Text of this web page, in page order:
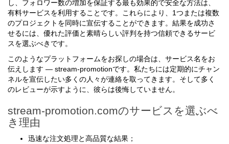
し、フォロワー数の増加を保証する最も効果的で安全な方法は、
有料サービスを利用することです。これらにより、1つまたは複数
のプロジェクトを同時に宣伝することができます。結果を成功さ
せるには、優れた評価と素晴らしい評判を持つ信頼できるサービ
スを選ぶべきです。
このようなプラットフォームをお探しの場合は、サービス名をお
伝えします — stream-promotionです。私たちには定期的にチャン
ネルを宣伝したい多くの人々が連絡を取ってきます。そして多く
のレビューが示すように、彼らは後悔していません。
stream-promotion.comのサービスを選ぶべ
き理由
迅速な注文処理と高品質な結果；